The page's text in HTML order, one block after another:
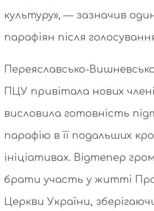
культуру», — зазначив
парафіян після
Переяславсько-
ПЦУ привітала нових
висловила готовність
парафію в її подальших
ініціативах. Відтепер
брати участь у житті
Церкви України,